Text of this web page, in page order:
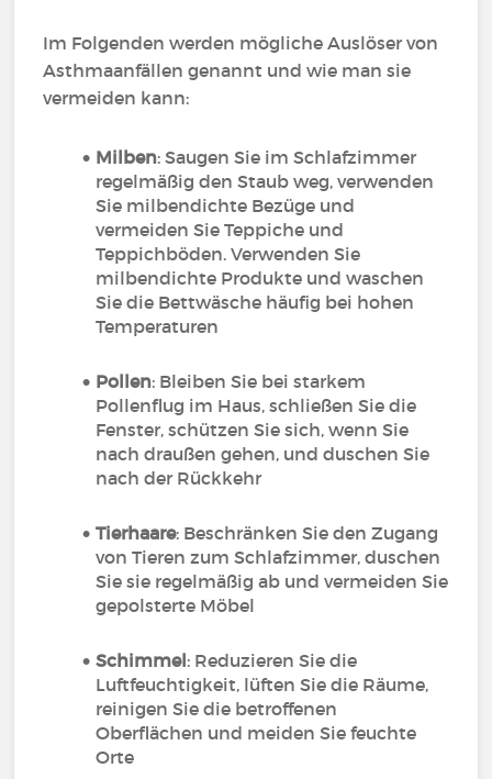
Im Folgenden werden mögliche Auslöser von
Asthmaanfällen genannt und wie man sie
vermeiden kann:
Milben: Saugen Sie im Schlafzimmer
regelmäßig den Staub weg, verwenden
Sie milbendichte Bezüge und
vermeiden Sie Teppiche und
Teppichböden. Verwenden Sie
milbendichte Produkte und waschen
Sie die Bettwäsche häufig bei hohen
Temperaturen
Pollen: Bleiben Sie bei starkem
Pollenflug im Haus, schließen Sie die
Fenster, schützen Sie sich, wenn Sie
nach draußen gehen, und duschen Sie
nach der Rückkehr
Tierhaare: Beschränken Sie den Zugang
von Tieren zum Schlafzimmer, duschen
Sie sie regelmäßig ab und vermeiden Sie
gepolsterte Möbel
Schimmel: Reduzieren Sie die
Luftfeuchtigkeit, lüften Sie die Räume,
reinigen Sie die betroffenen
Oberflächen und meiden Sie feuchte
Orte